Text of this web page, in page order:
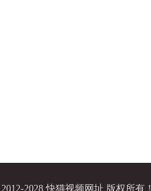
2028 快猫视频网址 版权所有！